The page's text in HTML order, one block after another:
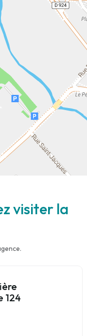
visiter la
124